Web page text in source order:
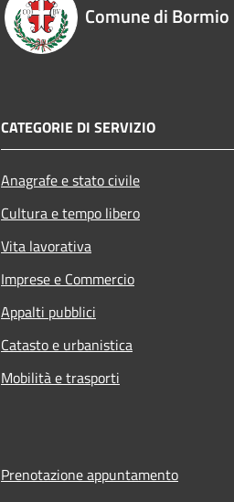
Comune di Bormio
CATEGORIE DI SERVIZIO
Anagrafe e stato civile
Cultura e tempo libero
Vita lavorativa
Imprese e Commercio
Appalti pubblici
Catasto e urbanistica
Mobilità e trasporti
Prenotazione appuntamento